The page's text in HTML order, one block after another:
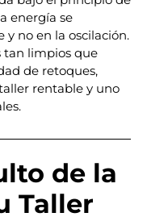
energía se
no en la oscilación.
tan limpios que
de retoques,
rentable y uno
de la
Taller